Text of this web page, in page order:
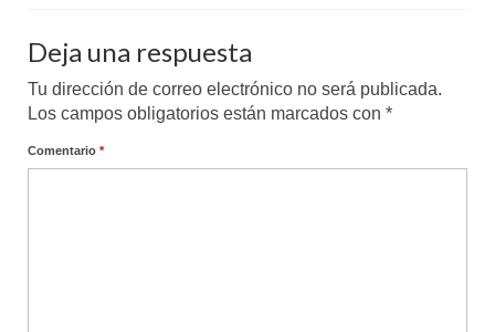
Deja una respuesta
Tu dirección de correo electrónico no será publicada.
Los campos obligatorios están marcados con *
Comentario *